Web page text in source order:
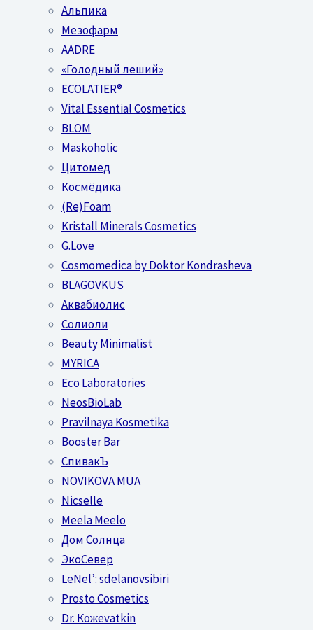
Альпика
Мезофарм
AADRE
«Голодный леший»
EСОLATIER®
Vital Essential Cosmetics
BLOM
Maskoholic
Цитомед
Космёдика
(Re)Foam
Kristall Minerals Cosmetics
G.Love
Cosmomedica by Doktor Kondrasheva
BLAGOVKUS
Аквабиолис
Солиоли
Beauty Minimalist
MYRICA
Eco Laboratories
NeosBioLab
Pravilnaya Kosmetika
Booster Bar
СпивакЪ
NOVIKOVA MUA
Nicselle
Meela Meelo
Дом Солнца
ЭкоСевер
LeNel’: sdelanovsibiri
Prosto Cosmetics
Dr. Кожеvatkin